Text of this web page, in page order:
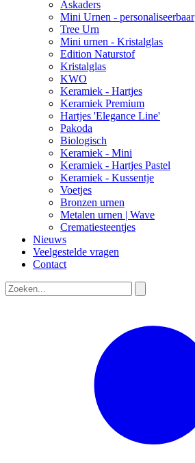
Askaders
Mini Urnen - personaliseerbaar
Tree Urn
Mini urnen - Kristalglas
Edition Naturstof
Kristalglas
KWO
Keramiek - Hartjes
Keramiek Premium
Hartjes 'Elegance Line'
Pakoda
Biologisch
Keramiek - Mini
Keramiek - Hartjes Pastel
Keramiek - Kussentje
Voetjes
Bronzen urnen
Metalen urnen | Wave
Crematiesteentjes
Nieuws
Veelgestelde vragen
Contact